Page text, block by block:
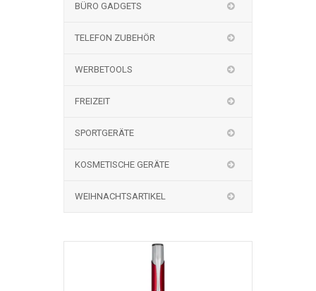
BÜRO GADGETS
TELEFON ZUBEHÖR
WERBETOOLS
FREIZEIT
SPORTGERÄTE
KOSMETISCHE GERÄTE
WEIHNACHTSARTIKEL